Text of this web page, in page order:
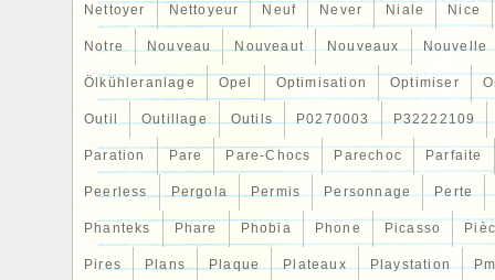
Nettoyer Nettoyeur Neuf Never Niale Nice
Notre Nouveau Nouveaut Nouveaux Nouvelle
Ölkühleranlage Opel Optimisation Optimiser
Outil Outillage Outils P0270003 P32222109
Paration Pare Pare-Chocs Parechoc Parfaite
Peerless Pergola Permis Personnage Perte
Phanteks Phare Phobia Phone Picasso
Pires Plans Plaque Plateaux Playstation